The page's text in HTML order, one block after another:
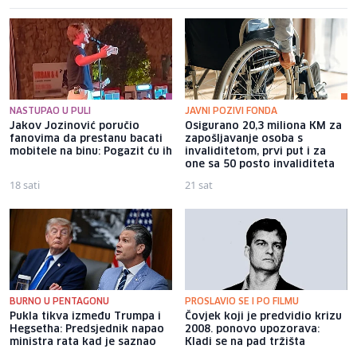
NASTUPAO U PULI
Jakov Jozinović poručio
fanovima da prestanu bacati
mobitele na binu: Pogazit ću ih
18 sati
JAVNI POZIVI FONDA
Osigurano 20,3 miliona KM za
zapošljavanje osoba s
invaliditetom, prvi put i za
one sa 50 posto invaliditeta
21 sat
BURNO U PENTAGONU
Pukla tikva između Trumpa i
Hegsetha: Predsjednik napao
ministra rata kad je saznao
PROSLAVIO SE I PO FILMU
Čovjek koji je predvidio krizu
2008. ponovo upozorava:
Kladi se na pad tržišta